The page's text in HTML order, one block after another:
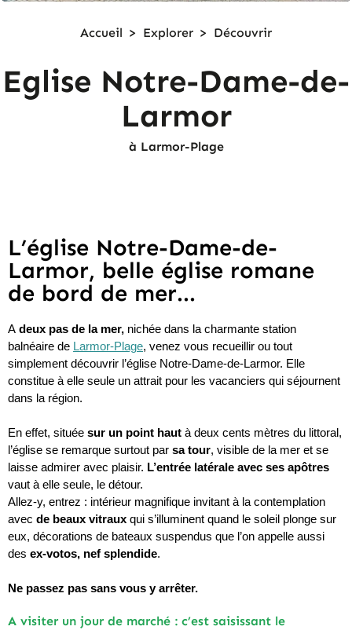
Accueil > Explorer > Découvrir
Eglise Notre-Dame-de-
Larmor
à Larmor-Plage
L’église Notre-Dame-de-
Larmor, belle église romane
de bord de mer...
A deux pas de la mer, nichée dans la charmante station
balnéaire de Larmor-Plage, venez vous recueillir ou tout
simplement découvrir l’église Notre-Dame-de-Larmor. Elle
constitue à elle seule un attrait pour les vacanciers qui séjournent
dans la région.
En effet, située sur un point haut à deux cents mètres du littoral,
l’église se remarque surtout par sa tour, visible de la mer et se
laisse admirer avec plaisir.
vaut à elle seule, le détour.
Allez-y, entrez : intérieur magnifique invitant à la contemplation
avec de beaux vitraux qui s’illuminent quand le soleil plonge sur
eux, décorations de bateaux suspendus que l’on appelle aussi
des ex-votos, nef splendide.
Ne passez pas sans vous y arrêter.
A visiter un jour de marché : c’est saisissant le